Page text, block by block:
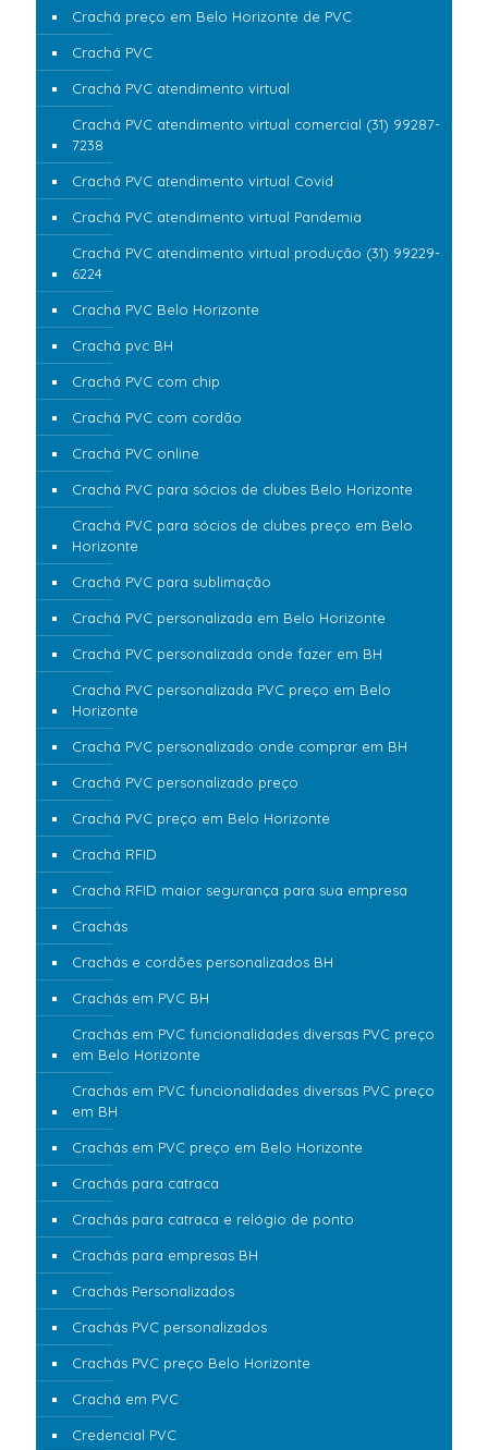
Crachá preço em Belo Horizonte de PVC
Crachá PVC
Crachá PVC atendimento virtual
Crachá PVC atendimento virtual comercial (31) 99287-
7238
Crachá PVC atendimento virtual Covid
Crachá PVC atendimento virtual Pandemia
Crachá PVC atendimento virtual produção (31) 99229-
6224
Crachá PVC Belo Horizonte
Crachá pvc BH
Crachá PVC com chip
Crachá PVC com cordão
Crachá PVC online
Crachá PVC para sócios de clubes Belo Horizonte
Crachá PVC para sócios de clubes preço em Belo
Horizonte
Crachá PVC para sublimação
Crachá PVC personalizada em Belo Horizonte
Crachá PVC personalizada onde fazer em BH
Crachá PVC personalizada PVC preço em Belo
Horizonte
Crachá PVC personalizado onde comprar em BH
Crachá PVC personalizado preço
Crachá PVC preço em Belo Horizonte
Crachá RFID
Crachá RFID maior segurança para sua empresa
Crachás
Crachás e cordões personalizados BH
Crachás em PVC BH
Crachás em PVC funcionalidades diversas PVC preço
em Belo Horizonte
Crachás em PVC funcionalidades diversas PVC preço
em BH
Crachás em PVC preço em Belo Horizonte
Crachás para catraca
Crachás para catraca e relógio de ponto
Crachás para empresas BH
Crachás Personalizados
Crachás PVC personalizados
Crachás PVC preço Belo Horizonte
Crachá em PVC
Credencial PVC